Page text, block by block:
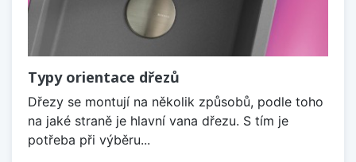
Typy orientace dřezů
Dřezy se montují na několik způsobů, podle toho
na jaké straně je hlavní vana dřezu. S tím je
potřeba při výběru...